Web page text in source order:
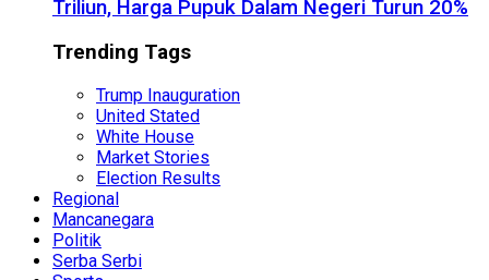
Triliun, Harga Pupuk Dalam Negeri Turun 20%
Trending Tags
Trump Inauguration
United Stated
White House
Market Stories
Election Results
Regional
Mancanegara
Politik
Serba Serbi